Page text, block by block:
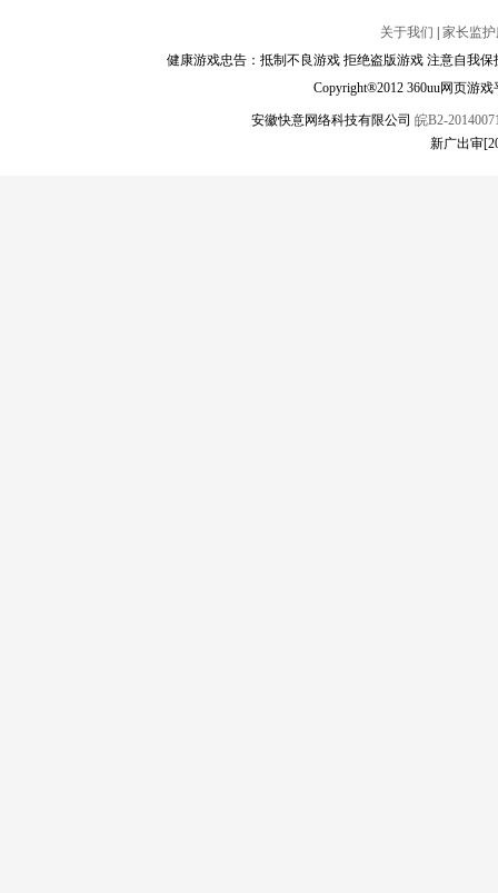
关于我们
家长监
健康游戏忠告：抵制不良游戏 拒绝盗版游戏 注意自我
Copyright®2012 360uu网页游
安徽快意网络科技有限公司 皖B2-
新广出审